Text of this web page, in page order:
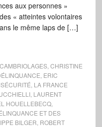
aux personnes »
« atteintes volontaires
le même laps de […]
CAMBRIOLAGES, CHRISTINE
ERIC
LA FRANCE
, LAURENT
HOUELLEBECQ,
ET DES
BILGER ROBERT